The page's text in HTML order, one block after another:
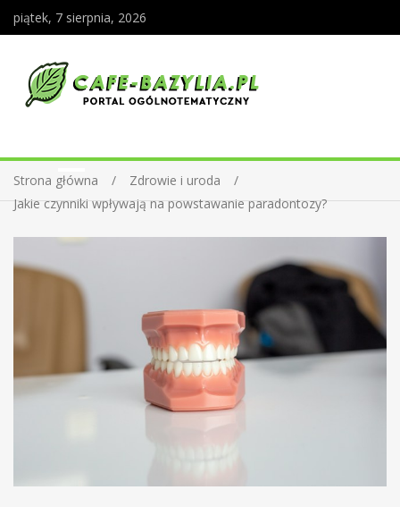
piątek, 7 sierpnia, 2026
Strona główna
Zdrowie i uroda
Jakie czynniki wpływają na powstawanie paradontozy?